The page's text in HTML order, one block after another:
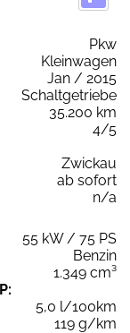
Pkw
Kleinwagen
Jan / 2015
Schaltgetriebe
35.200 km
4/5
Zwickau
ab sofort
n/a
55 kW / 75 PS
Benzin
1.349 cm³
5,0 l/100km
119 g/km